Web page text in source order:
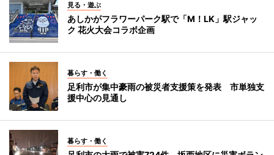
見る・遊ぶ
あしかがフラワーパーク駅で「M！LK」駅ジャッ
ク 花火大会コラボ企画
暮らす・働く
足利市が集中豪雨の被災者支援策を発表 市単独支
援中心の見通し
暮らす・働く